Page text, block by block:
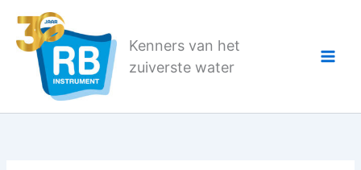
naar
Kenners van het
zuiverste water